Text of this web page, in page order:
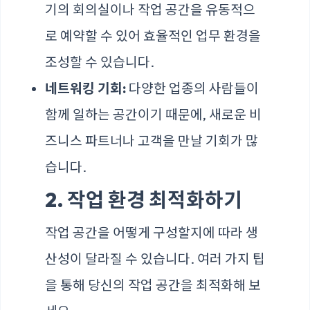
기의 회의실이나 작업 공간을 유동적으
로 예약할 수 있어 효율적인 업무 환경을
조성할 수 있습니다.
네트워킹 기회: 다양한 업종의 사람들이
함께 일하는 공간이기 때문에, 새로운 비
즈니스 파트너나 고객을 만날 기회가 많
습니다.
2. 작업 환경 최적화하기
작업 공간을 어떻게 구성할지에 따라 생
산성이 달라질 수 있습니다. 여러 가지 팁
을 통해 당신의 작업 공간을 최적화해 보